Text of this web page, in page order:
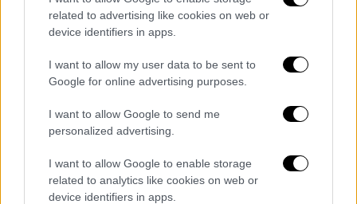
related to advertising like cookies on web or
device identifiers in apps.
I want to allow my user data to be sent to
Google for online advertising purposes.
I want to allow Google to send me
personalized advertising.
I want to allow Google to enable storage
related to analytics like cookies on web or
device identifiers in apps.
αεροσκαφών στην Ευρώπη και το υψηλότερο
μισθολογικό κόστος και καλείται τώρα να
ανακοινώσει ότι, αν και στον Όμιλο
πλεονάζουν τουλάχιστον 22.000 θέσεις
πλήρους απασχόλησης, θα αποφύγει να
απολύσει προσωπικό, όπου αυτό είναι
εξέλιξη διαπραγματεύσεις με τα συνδικάτα
των κυβερνητών των αεροσκαφών